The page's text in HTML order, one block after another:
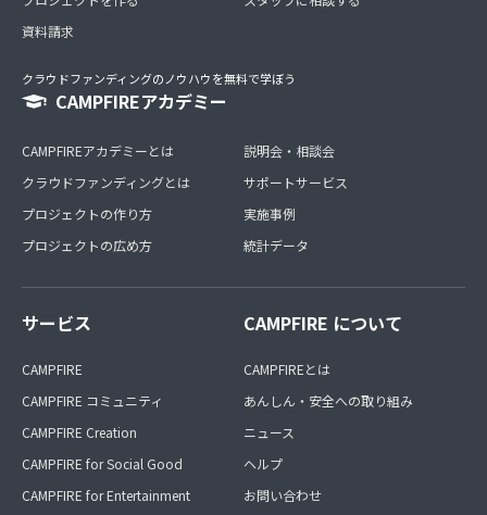
資料請求
クラウドファンディングのノウハウを無料で学ぼう
CAMPFIREアカデミー
CAMPFIREアカデミーとは
クラウドファンディングとは
プロジェクトの作り方
プロジェクトの広め方
説明会・相談会
サポートサービス
実施事例
統計データ
サービス
CAMPFIRE
CAMPFIRE コミュニティ
CAMPFIRE Creation
CAMPFIRE for Social Good
CAMPFIRE for Entertainment
CAMPFIRE について
CAMPFIREとは
あんしん・安全への取り組み
ニュース
ヘルプ
お問い合わせ